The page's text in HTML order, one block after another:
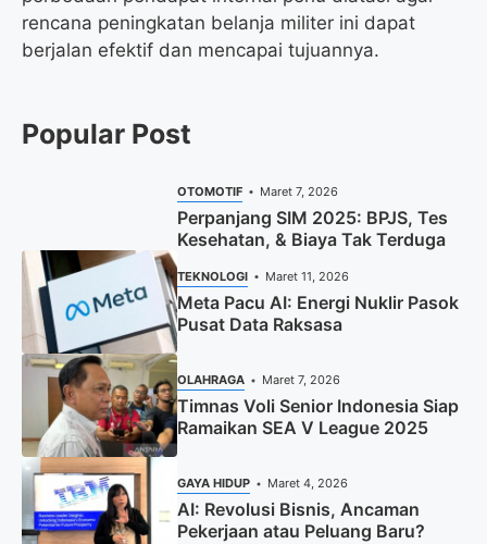
rencana peningkatan belanja militer ini dapat
berjalan efektif dan mencapai tujuannya.
Popular Post
OTOMOTIF Maret 7, 2026
Perpanjang SIM 2025: BPJS, Tes
Kesehatan, & Biaya Tak Terduga
TEKNOLOGI Maret 11, 2026
Meta Pacu AI: Energi Nuklir Pasok
Pusat Data Raksasa
OLAHRAGA Maret 7, 2026
Timnas Voli Senior Indonesia Siap
Ramaikan SEA V League 2025
GAYA HIDUP Maret 4, 2026
AI: Revolusi Bisnis, Ancaman
Pekerjaan atau Peluang Baru?